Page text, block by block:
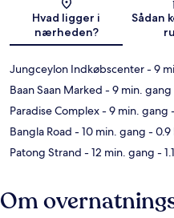
Hvad ligger i
nærheden?
Sådan
Jungceylon Indkøbscenter- 9
Baan Saan Marked - 9 min. gang
Paradise Complex- 9 min. gang
Bangla Road - 10 min. gang - 0.9
Patong Strand - 12 min. gang -
Om